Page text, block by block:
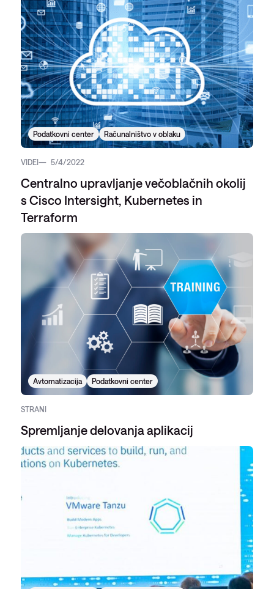
Podatkovni center Računalništvo v oblaku
VIDEI 5/4/2022
Centralno upravljanje večoblačnih okolij
s Cisco Intersight, Kubernetes in
Terraform
Avtomatizacija Podatkovni center
STRANI
Spremljanje delovanja aplikacij